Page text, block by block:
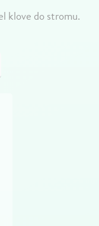
klove do stromu.